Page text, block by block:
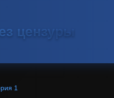
цензуры
1